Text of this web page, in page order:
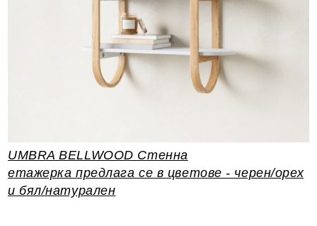
UMBRA BELLWOOD Стенна
етажеркапредлага се в цветове - черен/орех
и бял/натурален